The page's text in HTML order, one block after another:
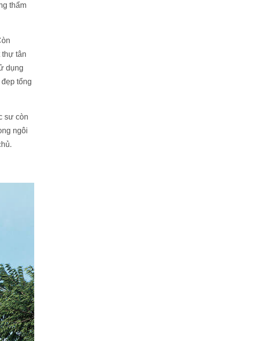
thẩm
thự tân
dụng
tổng
sư còn
ngôi